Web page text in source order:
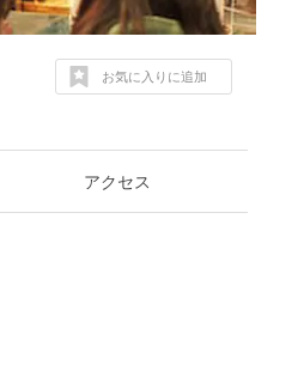
お気に入りに追加
アクセス